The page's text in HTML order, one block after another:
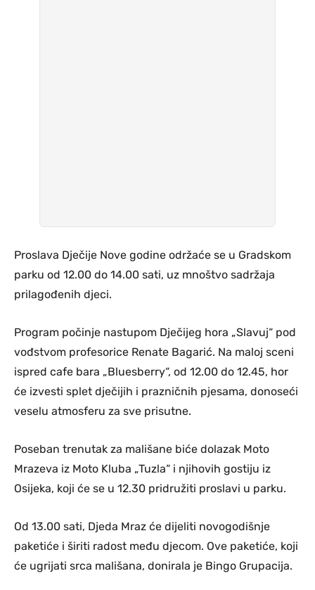
Proslava Dječije Nove godine održaće se u Gradskom
parku od 12.00 do 14.00 sati, uz mnoštvo sadržaja
prilagođenih djeci.
Program počinje nastupom Dječijeg hora „Slavuj“ pod
vođstvom profesorice Renate Bagarić. Na maloj sceni
ispred cafe bara „Bluesberry“, od 12.00 do 12.45, hor
će izvesti splet dječijih i prazničnih pjesama, donoseći
veselu atmosferu za sve prisutne.
Poseban trenutak za mališane biće dolazak Moto
Mrazeva iz Moto Kluba „Tuzla“ i njihovih gostiju iz
Osijeka, koji će se u 12.30 pridružiti proslavi u parku.
Od 13.00 sati, Djeda Mraz će dijeliti novogodišnje
paketiće i širiti radost među djecom. Ove paketiće, koji
će ugrijati srca mališana, donirala je Bingo Grupacija.